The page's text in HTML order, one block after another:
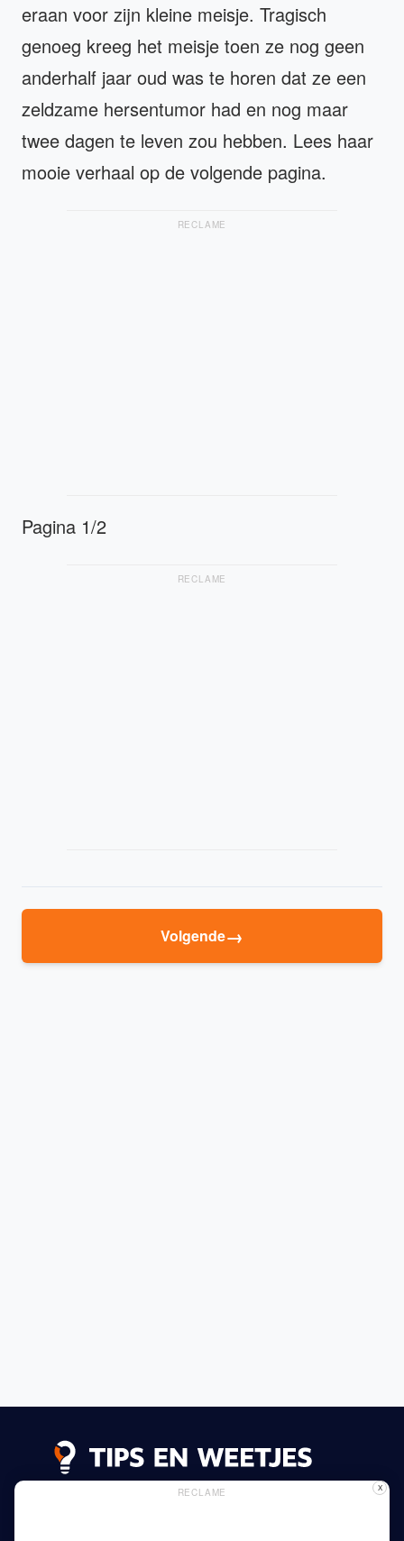
eraan voor zijn kleine meisje. Tragisch
genoeg kreeg het meisje toen ze nog geen
anderhalf jaar oud was te horen dat ze een
zeldzame hersentumor had en nog maar
twee dagen te leven zou hebben. Lees haar
mooie verhaal op de volgende pagina.
RECLAME
Pagina 1/2
RECLAME
Volgende→
RECLAME X